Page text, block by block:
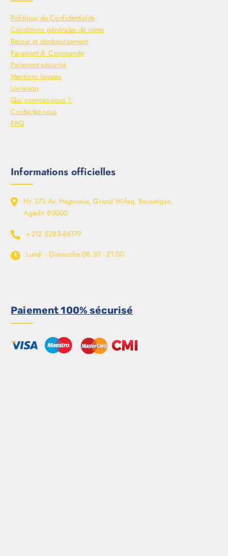
Politique de Confidentialité
Conditions générales de vente
Retour et remboursement
Paiement & Commande
Paiement sécurisé
Mentions légales
Livraison
Qui sommes-nous ?
Contactez-nous
FAQ
Informations officielles
Nr 373 Av. Hagounia, Grand Wifaq, Bensergao,
Agadir 80000
+212 5283-86179
Lundi - Dimanche 08:30 - 21:00
Paiement 100% sécurisé